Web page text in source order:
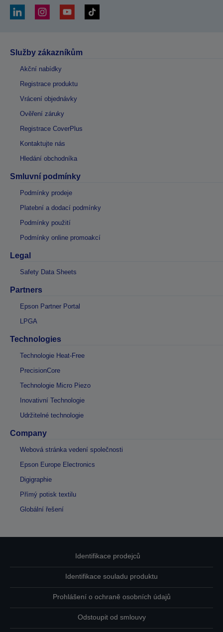
Služby zákazníkům
Akční nabídky
Registrace produktu
Vrácení objednávky
Ověření záruky
Registrace CoverPlus
Kontaktujte nás
Hledání obchodníka
Smluvní podmínky
Podmínky prodeje
Platební a dodací podmínky
Podmínky použití
Podmínky online promoakcí
Legal
Safety Data Sheets
Partners
Epson Partner Portal
LPGA
Technologies
Technologie Heat-Free
PrecisionCore
Technologie Micro Piezo
Inovativní Technologie
Udržitelné technologie
Company
Webová stránka vedení společnosti
Epson Europe Electronics
Digigraphie
Přímý potisk textilu
Globální řešení
Identifikace prodejců
Identifikace souladu produktu
Prohlášení o ochraně osobních údajů
Odstoupit od smlouvy